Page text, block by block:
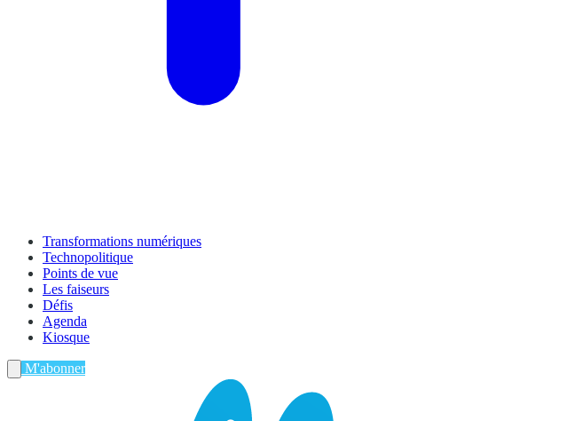
Transformations numériques
Technopolitique
Points de vue
Les faiseurs
Défis
Agenda
Kiosque
M'abonner